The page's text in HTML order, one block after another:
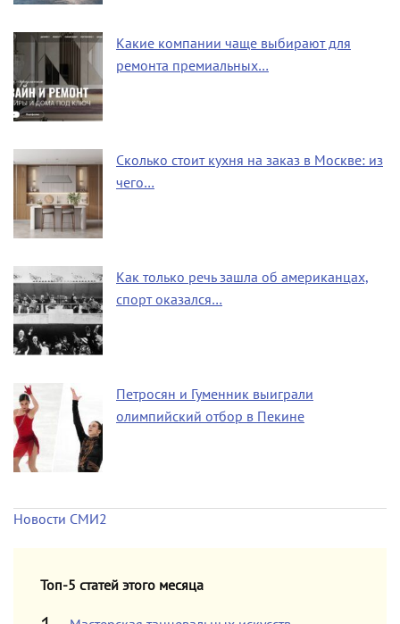
Какие компании чаще выбирают для
ремонта премиальных…
Сколько стоит кухня на заказ в Москве: из
чего…
Как только речь зашла об американцах,
спорт оказался…
Петросян и Гуменник выиграли
олимпийский отбор в Пекине
Новости СМИ2
Топ-5 статей этого месяца